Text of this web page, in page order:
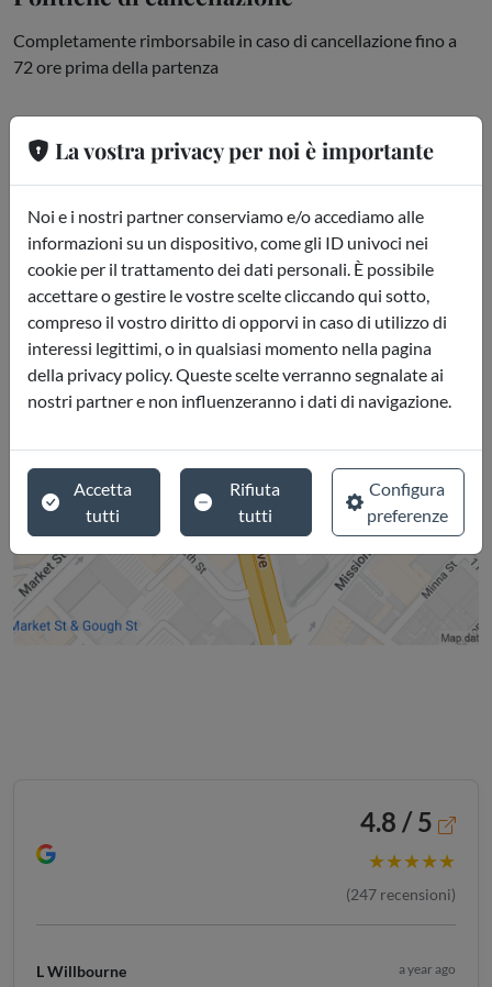
Completamente rimborsabile in caso di cancellazione fino a
72 ore prima della partenza
Dove si trova
San Francisco
4.8 / 5
★★★★★
(247 recensioni)
L Willbourne a year ago
La vostra privacy per noi è importante
Noi e i nostri partner conserviamo e/o accediamo alle
informazioni su un dispositivo, come gli ID univoci nei
cookie per il trattamento dei dati personali. È possibile
accettare o gestire le vostre scelte cliccando qui sotto,
compreso il vostro diritto di opporvi in caso di utilizzo di
interessi legittimi, o in qualsiasi momento nella pagina
della privacy policy. Queste scelte verranno segnalate ai
nostri partner e non influenzeranno i dati di navigazione.
Accetta
tutti
Rifiuta
tutti
Configura
preferenze